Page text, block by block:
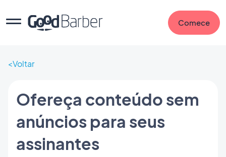
Comece
Voltar
Ofereça conteúdo sem
anúncios para seus
assinantes